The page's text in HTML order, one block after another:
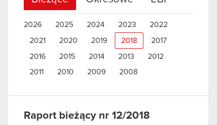
2026 2025 2024 2023 2022
2021 2020 2019 2018 2017
2016 2015 2014 2013
2012
2011
2010 2009 2008
Raport bieżący nr 12/2018